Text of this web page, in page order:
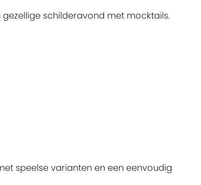
schilderavond met mocktails.
speelse varianten en een eenvoudig